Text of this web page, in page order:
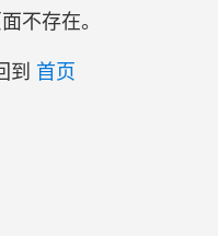
不存在。
到 首页